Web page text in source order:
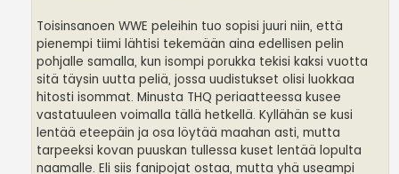
Toisinsanoen WWE peleihin tuo sopisi juuri niin, että
pienempi tiimi lähtisi tekemään aina edellisen pelin
pohjalle samalla, kun isompi porukka tekisi kaksi vuotta
sitä täysin uutta peliä, jossa uudistukset olisi luokkaa
hitosti isommat. Minusta THQ periaatteessa kusee
vastatuuleen voimalla tällä hetkellä. Kyllähän se kusi
lentää eteepäin ja osa löytää maahan asti, mutta
tarpeeksi kovan puuskan tullessa kuset lentää lopulta
naamalle. Eli siis fanipojat ostaa, mutta yhä useampi